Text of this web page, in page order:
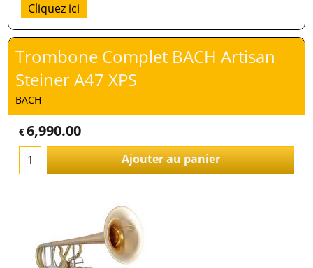
Cliquez ici
Trombone Complet BACH Artisan
Steiner A47 XPS
BACH
€6,990.00
Ajouter au panier